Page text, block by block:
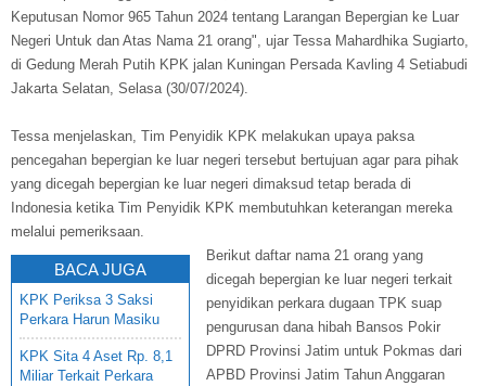
Keputusan Nomor 965 Tahun 2024 tentang Larangan Bepergian ke Luar
Negeri Untuk dan Atas Nama 21 orang", ujar Tessa Mahardhika Sugiarto,
di Gedung Merah Putih KPK jalan Kuningan Persada Kavling 4 Setiabudi
Jakarta Selatan, Selasa (30/07/2024).
Tessa menjelaskan, Tim Penyidik KPK melakukan upaya paksa
pencegahan bepergian ke luar negeri tersebut bertujuan agar para pihak
yang dicegah bepergian ke luar negeri dimaksud tetap berada di
Indonesia ketika Tim Penyidik KPK membutuhkan keterangan mereka
melalui pemeriksaan.
BACA JUGA
KPK Periksa 3 Saksi
Perkara Harun Masiku
KPK Sita 4 Aset Rp. 8,1
Miliar Terkait Perkara
Berikut daftar nama 21 orang yang
dicegah bepergian ke luar negeri terkait
penyidikan perkara dugaan TPK suap
pengurusan dana hibah Bansos Pokir
DPRD Provinsi Jatim untuk Pokmas dari
APBD Provinsi Jatim Tahun Anggaran